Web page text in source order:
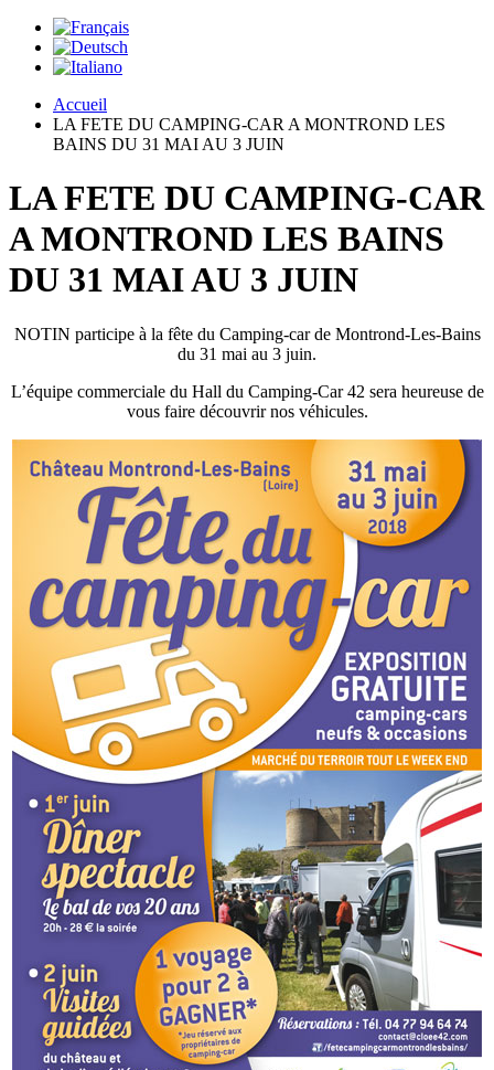
Accueil
LA FETE DU CAMPING-CAR A MONTROND LES
BAINS DU 31 MAI AU 3 JUIN
LA FETE DU CAMPING-CAR
A MONTROND LES BAINS
DU 31 MAI AU 3 JUIN
NOTIN participe à la fête du Camping-car de Montrond-Les-Bains
du 31 mai au 3 juin.
L’équipe commerciale du Hall du Camping-Car 42 sera heureuse de
vous faire découvrir nos véhicules.